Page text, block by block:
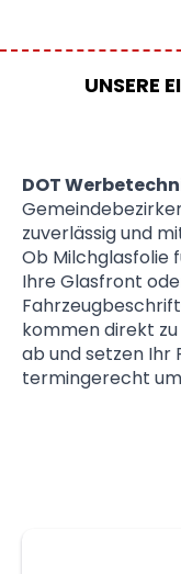
UNSERE
DOT
zuverlässig und
Ob Milchglasfolie
Ihre Glasfront
kommen direkt
ab und setzen Ihr
termingerecht